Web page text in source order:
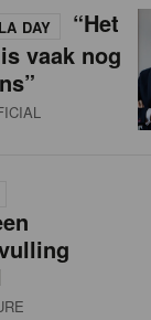
DAY
“Het
vaak nog